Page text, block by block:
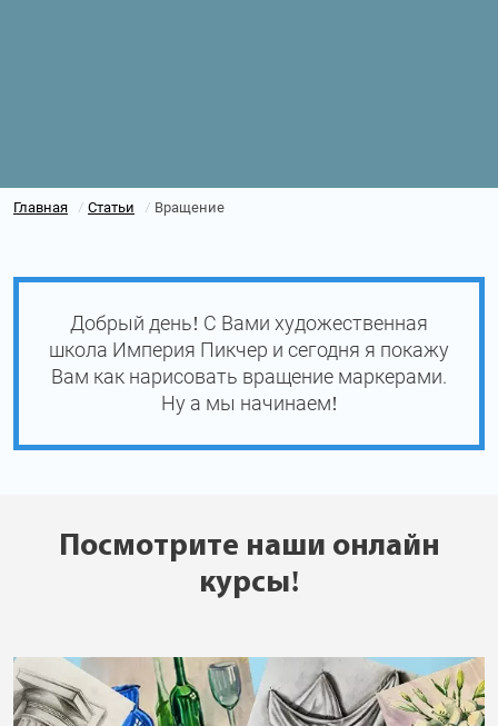
Главная / Статьи / Вращение
Добрый день! С Вами художественная
школа Империя Пикчер и сегодня я покажу
Вам как нарисовать вращение маркерами.
Ну а мы начинаем!
Посмотрите наши онлайн
курсы!